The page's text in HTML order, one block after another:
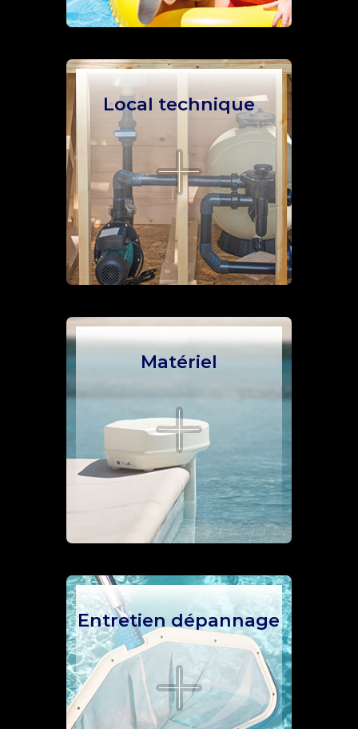
Local technique
Matériel
Entretien dépannage